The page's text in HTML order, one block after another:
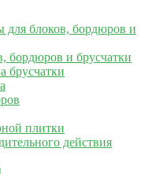
для блоков, бордюров и
бордюров и брусчатки
брусчатки
плитки
действия